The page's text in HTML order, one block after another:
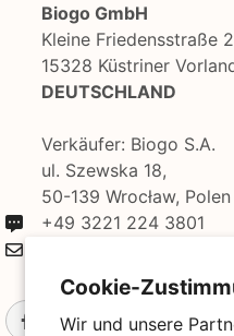
Cookie-
Wir und unsere
Biogo GmbH
Kleine Friedensstraße
15328 Küstriner
DEUTSCHLAND
Verkäufer: Biogo S.A.
ul. Szewska 18,
50-139 Wrocław, Polen
+49 3221 224 3801